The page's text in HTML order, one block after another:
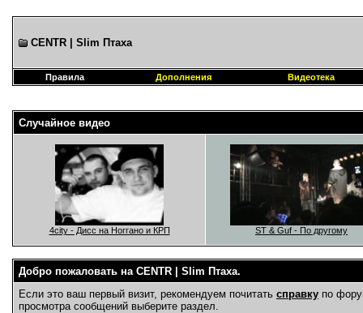
CENTR | Slim Птаха
Правила Дополнения Видеотека
Случайное видео
4city - Дисс на Ноггано и КРП ST & Guf - По другому
Добро пожаловать на CENTR | Slim Птаха.
Если это ваш первый визит, рекомендуем почитать справку по
просмотра сообщений выберите раздел.